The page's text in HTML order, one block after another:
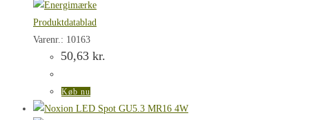
Produktdatablad
Varenr.: 10163
50,63 kr.
Køb nu